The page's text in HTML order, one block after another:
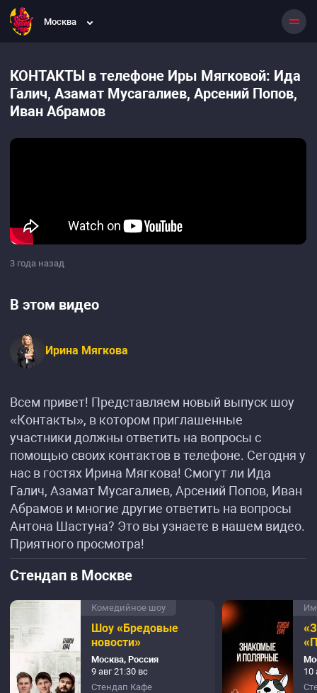
Москва
КОНТАКТЫ в телефоне Иры Мягковой: Ида
Галич, Азамат Мусагалиев, Арсений Попов,
Иван Абрамов
3 года назад
В этом видео
Ирина Мягкова
Всем привет! Представляем новый выпуск шоу
«Контакты», в котором приглашенные
участники должны ответить на вопросы с
помощью своих контактов в телефоне. Сегодня у
нас в гостях Ирина Мягкова! Смогут ли Ида
Галич, Азамат Мусагалиев, Арсений Попов, Иван
Абрамов и многие другие ответить на вопросы
Антона Шастуна? Это вы узнаете в нашем видео.
Приятного просмотра!
Стендап в Москве
Комедийное шоу
Шоу «Бредовые
новости»
Москва, Россия
9 авг 21:30 вс
Стендап Кафе
10